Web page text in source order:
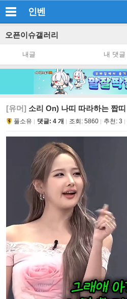
인벤
오픈이슈갤러리
내글 내 댓글
[유머] 소리 On) 나띠 따라하는 짭띠
풀소유 댓글: 4 개 조회: 5860 추천: 3